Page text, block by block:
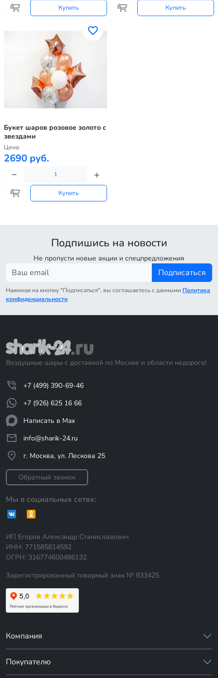
Купить Купить
Букет шаров розовое золото с
звездами
Цена:
2690 руб.
Купить
Подпишись на новости
Не пропусти новые акции и спецпредложения
Подписаться
Нажимая на кнопку "Подписаться", вы соглашаетесь с данными Политика
конфиденциальности
Воздушные шары с доставкой по Москве и области недорого!
+7 (499) 390-69-46
+7 (926) 625 16 66
Написать в Max
info@sharik-24.ru
г. Москва, ул. Лескова 25
Обратный звонок
Мы в социальных сетях:
ИП Егоров Александр Станиславович
ИНН: 771585814592
ОГРН: 316774600486132
Зарегистрированный товарный знак № 833425
Компания
Покупателю